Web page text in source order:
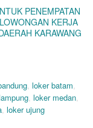
PENEMPATAN
KERJA
KARAWANG
, loker batam,
, loker medan,
, loker ujung